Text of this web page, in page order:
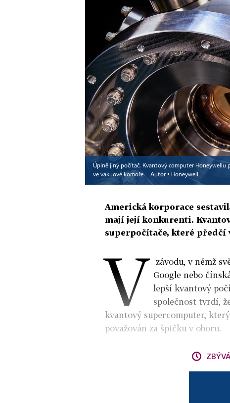
Úplně jiný počítač. Kvantový computer Honeywellu
ve vakuové komoře.
Autor ▪ Honeywell
Americká korporace
mají její konkurenti.
superpočítače, které předčí
V
závodu, v němž
Google nebo
lepší kvantový
společnost tvrdí,
kvantový supercomputer,
považován za špičku v oboru.